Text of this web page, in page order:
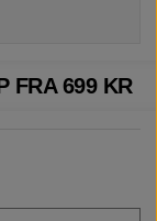
FRA 699 KR